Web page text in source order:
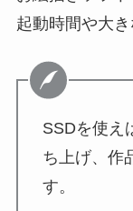
起動時間や大
SSDを使え
ち上げ、作
す。